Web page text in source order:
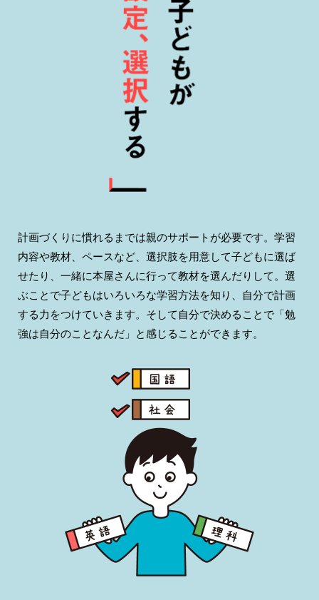
計画づくりに慣れるまでは親のサポートが必要です。学習
内容や教材、ペースなど、選択肢を用意して子どもに選ば
せたり、一緒に本屋さんに行って教材を選んだりして。選
ぶことで子どもはいろいろな学習方法を知り、自分で計画
する力をつけていきます。そして自分で決めることで「勉
強は自分のことなんだ」と感じることができます。